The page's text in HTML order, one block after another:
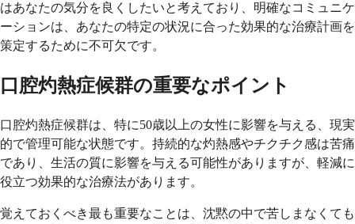
はあなたの気分を良くしたいと考えており、明確なコミュニケ
ーションは、あなたの特定の状況に合った効果的な治療計画を
策定するために不可欠です。
口腔灼熱症候群の重要なポイント
口腔灼熱症候群は、特に50歳以上の女性に影響を与える、現実
的で管理可能な状態です。持続的な灼熱感やチクチク感は苦痛
であり、生活の質に影響を与える可能性がありますが、軽減に
役立つ効果的な治療法があります。
覚えておくべき最も重要なことは、沈黙の中で苦しまなくても